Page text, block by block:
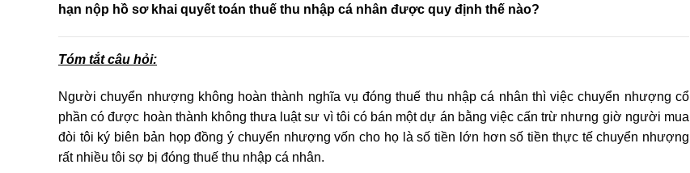
hạn nộp hồ sơ khai quyết toán thuế thu nhập cá nhân được quy định thế nào?
Tóm tắt câu hỏi:
Người chuyển nhượng không hoàn thành nghĩa vụ đóng thuế thu nhập cá nhân thì việc chuyển nhượng cổ
phần có được hoàn thành không thưa luật sư vì tôi có bán một dự án bằng việc cấn trừ nhưng giờ người mua
đòi tôi ký biên bản họp đồng ý chuyển nhượng vốn cho họ là số tiền lớn hơn số tiền thực tế chuyển nhượng
rất nhiều tôi sợ bị đóng thuế thu nhập cá nhân.